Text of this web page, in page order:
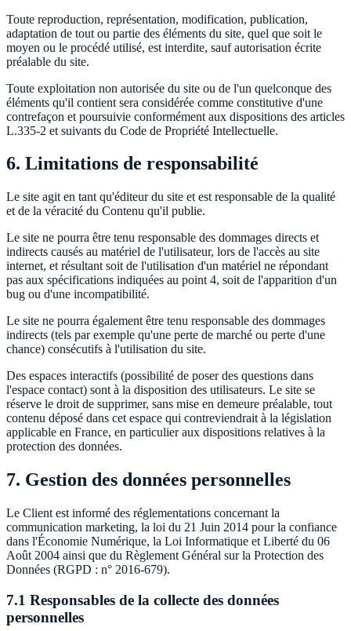
Toute reproduction, représentation, modification, publication,
adaptation de tout ou partie des éléments du site, quel que soit le
moyen ou le procédé utilisé, est interdite, sauf autorisation écrite
préalable du site.
Toute exploitation non autorisée du site ou de l'un quelconque des
éléments qu'il contient sera considérée comme constitutive d'une
contrefaçon et poursuivie conformément aux dispositions des articles
L.335-2 et suivants du Code de Propriété Intellectuelle.
6. Limitations de responsabilité
Le site agit en tant qu'éditeur du site et est responsable de la qualité
et de la véracité du Contenu qu'il publie.
Le site ne pourra être tenu responsable des dommages directs et
indirects causés au matériel de l'utilisateur, lors de l'accès au site
internet, et résultant soit de l'utilisation d'un matériel ne répondant
pas aux spécifications indiquées au point 4, soit de l'apparition d'un
bug ou d'une incompatibilité.
Le site ne pourra également être tenu responsable des dommages
indirects (tels par exemple qu'une perte de marché ou perte d'une
chance) consécutifs à l'utilisation du site.
Des espaces interactifs (possibilité de poser des questions dans
l'espace contact) sont à la disposition des utilisateurs. Le site se
réserve le droit de supprimer, sans mise en demeure préalable, tout
contenu déposé dans cet espace qui contreviendrait à la législation
applicable en France, en particulier aux dispositions relatives à la
protection des données.
7. Gestion des données personnelles
Le Client est informé des réglementations concernant la
communication marketing, la loi du 21 Juin 2014 pour la confiance
dans l'Économie Numérique, la Loi Informatique et Liberté du 06
Août 2004 ainsi que du Règlement Général sur la Protection des
Données (RGPD : n° 2016-679).
7.1 Responsables de la collecte des données
personnelles